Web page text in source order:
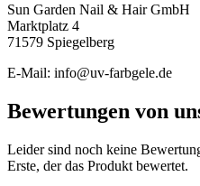
Sun Garden Nail & Hair GmbH
Marktplatz 4
71579 Spiegelberg
E-Mail: info@uv-farbgele.de
Bewertungen von
Leider sind noch keine
Erste, der das Produkt bewertet.